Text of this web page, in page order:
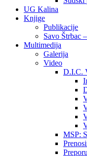
UG Kalina
Knjige
Publikacije
Savo Štrbac
Multimedija
Galerija
Video
D.I.C.
MSP: